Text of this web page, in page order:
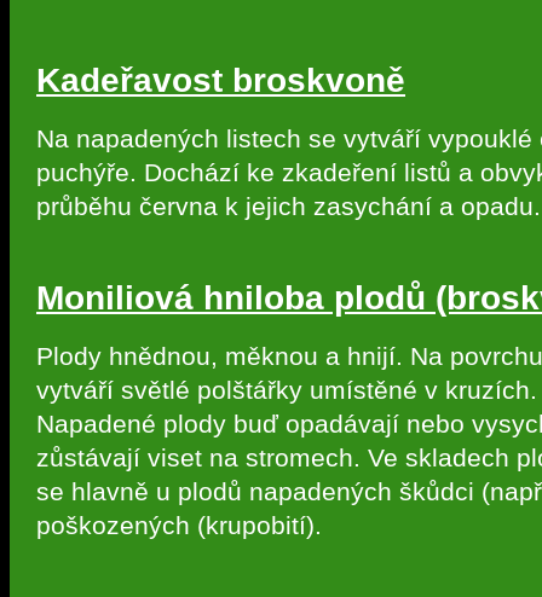
Kadeřavost broskvoně
Na napadených listech se vytváří vypouklé
puchýře. Dochází ke zkadeření listů a
průběhu června k jejich zasychání a opadu.
Moniliová hniloba plodů
Plody hnědnou, měknou a hnijí. Na
vytváří světlé polštářky umístěné v kruzích.
Napadené plody buď opadávají nebo
zůstávají viset na stromech. Ve skladech
se hlavně u plodů napadených škůdci
poškozených (krupobití).